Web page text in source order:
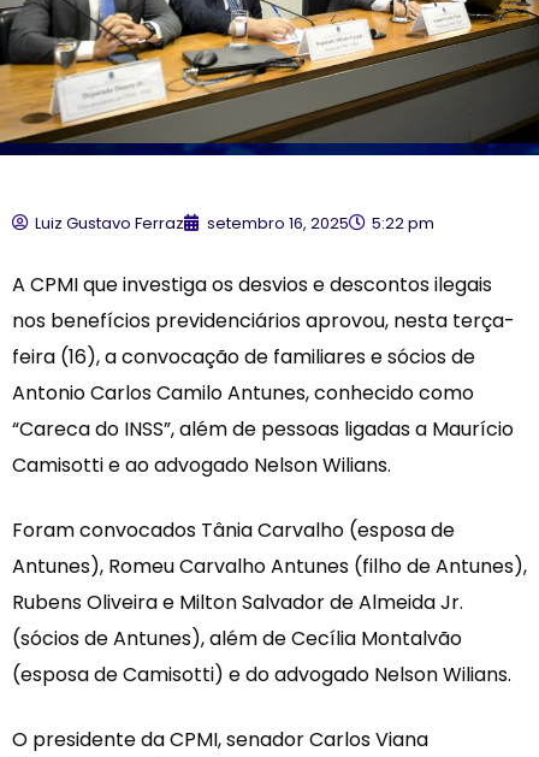
Luiz Gustavo Ferraz setembro 16, 2025 5:22 pm
A CPMI que investiga os desvios e descontos ilegais
nos benefícios previdenciários aprovou, nesta terça-
feira (16), a convocação de familiares e sócios de
Antonio Carlos Camilo Antunes, conhecido como
“Careca do INSS”, além de pessoas ligadas a Maurício
Camisotti e ao advogado Nelson Wilians.
Foram convocados Tânia Carvalho (esposa de
Antunes), Romeu Carvalho Antunes (filho de Antunes),
Rubens Oliveira e Milton Salvador de Almeida Jr.
(sócios de Antunes), além de Cecília Montalvão
(esposa de Camisotti) e do advogado Nelson Wilians.
O presidente da CPMI, senador Carlos Viana